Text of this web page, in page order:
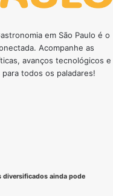
em São Paulo é o
Acompanhe as
avanços tecnológicos e
todos os paladares!
diversificados ainda pode